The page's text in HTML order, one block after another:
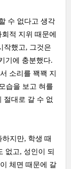
수 없다고 생각
적 지위 때문에
작했고, 그것은
기에 충분했다.
소리를 꽥꽥 지
습을 보고 혀를
절대로 갈 수 없
지만, 학생 때
없고, 성인이 되
체면 때문에 갈